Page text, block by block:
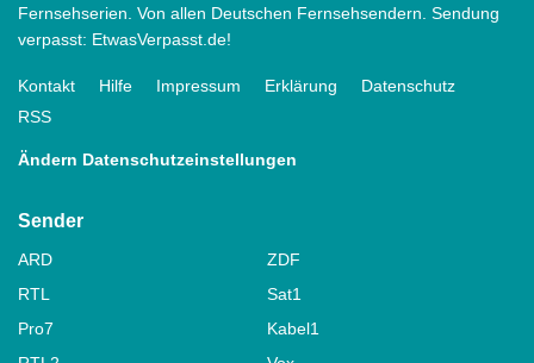
Fernsehserien. Von allen Deutschen Fernsehsendern. Sendung
verpasst: EtwasVerpasst.de!
Kontakt Hilfe Impressum Erklärung
Datenschutz
RSS
Ändern Datenschutzeinstellungen
Sender
ARD
ZDF
RTL
Sat1
Pro7
Kabel1